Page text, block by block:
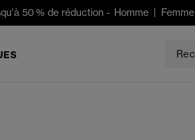
50 % de réduction - Homme| Femme